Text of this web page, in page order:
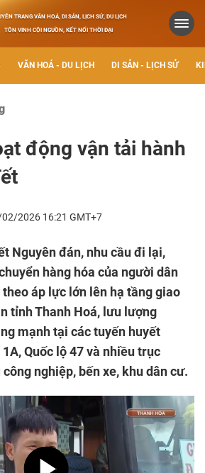
TRANG VĂN HOÁ, DI SẢN, LỊCH SỬ, DU LỊCH
TÔN VINH CỘI NGUỒN, KẾT NỐI THỜI ĐẠI
VĂN HOÁ - DU LỊCH DI SẢN - LỊCH SỬ
động vận tải hành
2026 16:21 GMT+7
Nguyên đán, nhu cầu đi lại,
hàng hóa của người dân
áp lực lớn lên hạ tầng giao
tỉnh Thanh Hoá, lưu lượng
mạnh tại các tuyến huyết
Quốc lộ 47 và nhiều trục
nghiệp, bến xe, khu dân cư.